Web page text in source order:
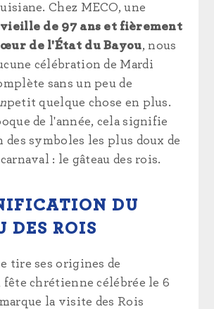
Chez MECO, une
de 97 ans et fièrement
de l'État du Bayou, nous
célébration de Mardi
sans un peu de
petit quelque chose en plus.
de l'année, cela signifie
des symboles les plus doux de
: le gâteau des rois.
DU
DES ROIS
tire ses origines de
chrétienne célébrée le 6
la visite des Rois